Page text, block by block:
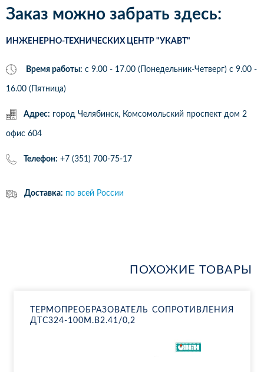
Заказ можно забрать здесь:
ИНЖЕНЕРНО-ТЕХНИЧЕСКИХ ЦЕНТР "УКАВТ"
Время работы: с 9.00 - 17.00 (Понедельник-Четверг) c 9.00 -
16.00 (Пятница)
Адрес: город Челябинск, Комсомольский проспект дом 2
офис 604
Телефон: +7 (351) 700-75-17
Доставка: по всей России
ПОХОЖИЕ ТОВАРЫ
ТЕР­МО­ПРЕ­ОБ­РА­ЗО­ВА­ТЕЛЬ СО­ПРО­ТИВ­ЛЕ­НИЯ
ДТ­С324-100М.В2.41/0,2